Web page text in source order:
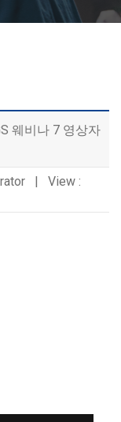
웨비나 7 영상자
| View :